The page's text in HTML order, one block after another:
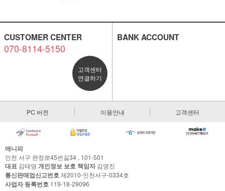
CUSTOMER CENTER
070-8114-5150
고객센터
연결하기
BANK ACCOUNT
PC 버전 이용안내 고객센터
애니피
인천 서구 완정로45번길34 , 101-501
대표 김태영 개인정보 보호 책임자김명진
통신판매업신고번호제2010-인천서구-0334호
사업자 등록번호 119-18-29096